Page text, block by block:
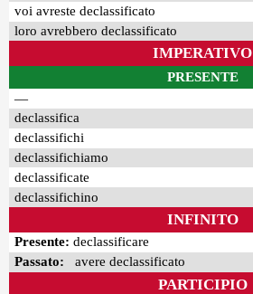
voi avreste declassificato
loro avrebbero declassificato
IMPERATIVO
PRESENTE
—
declassifica
declassifichi
declassifichiamo
declassificate
declassifichino
INFINITO
Presente: declassificare
Passato: avere declassificato
PARTICIPIO